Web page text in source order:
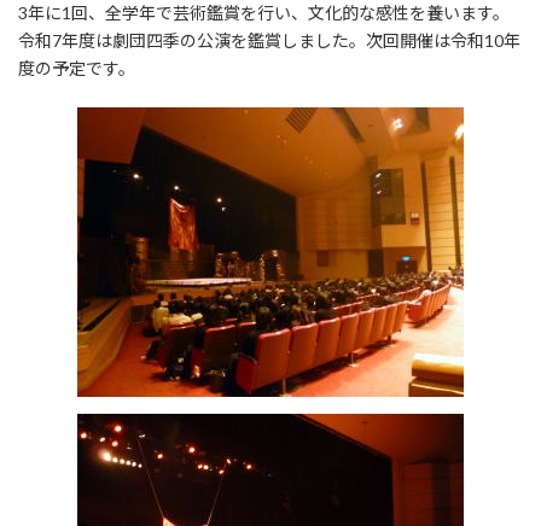
3年に1回、全学年で芸術鑑賞を行い、文化的な感性を養います。
令和7年度は劇団四季の公演を鑑賞しました。次回開催は令和10年
度の予定です。